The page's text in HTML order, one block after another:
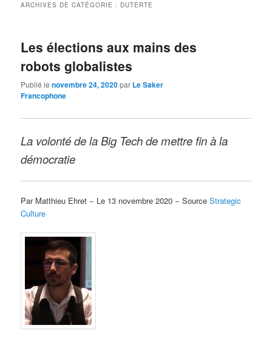
ARCHIVES DE CATÉGORIE : DUTERTE
Les élections aux mains des
robots globalistes
Publié lenovembre 24, 2020par Le Saker
Francophone
La volonté de la Big Tech de mettre fin à la
démocratie
Par Matthieu Ehret − Le 13 novembre 2020 − SourceStrategic
Culture